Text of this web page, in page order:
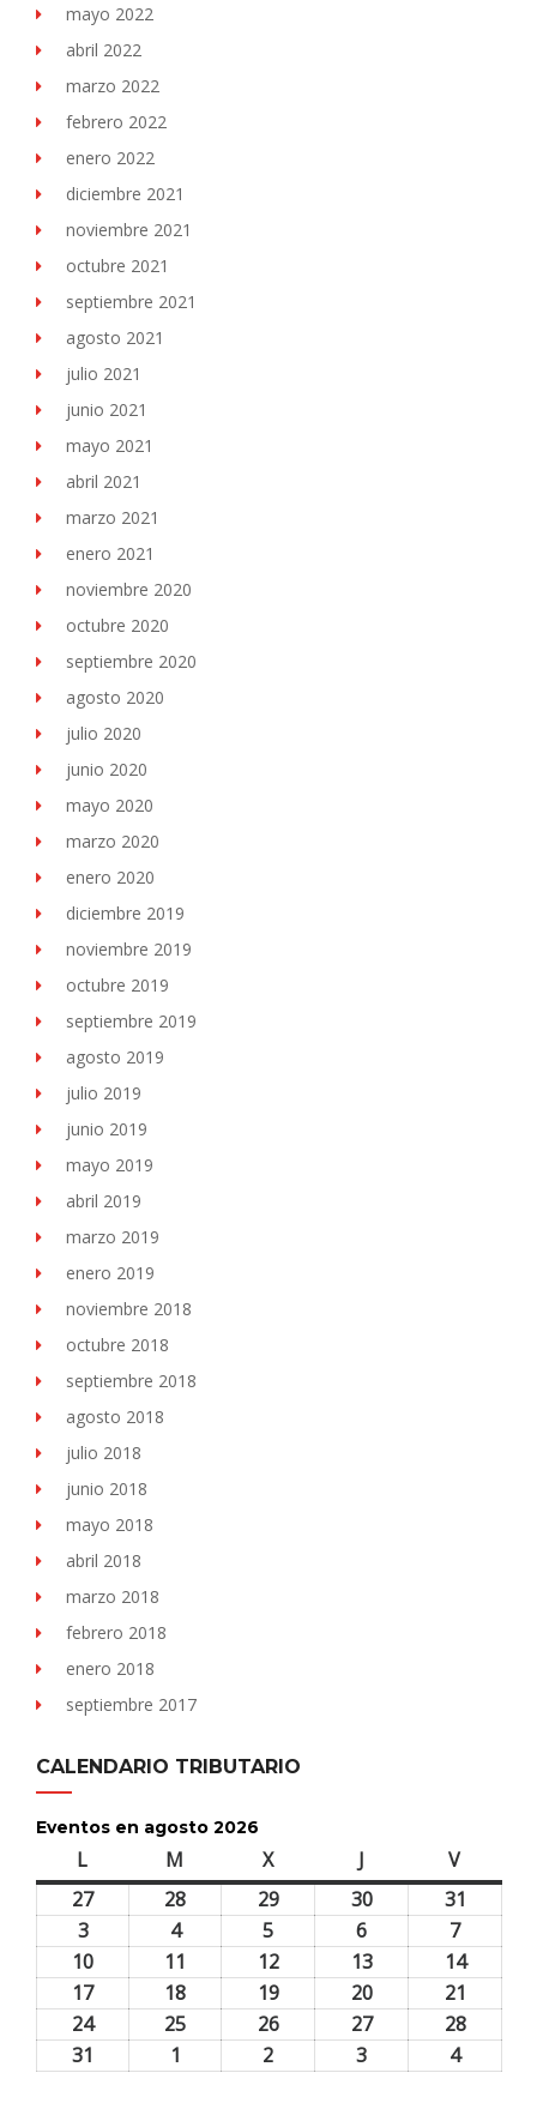
mayo 2022
abril 2022
marzo 2022
febrero 2022
enero 2022
diciembre 2021
noviembre 2021
octubre 2021
septiembre 2021
agosto 2021
julio 2021
junio 2021
mayo 2021
abril 2021
marzo 2021
enero 2021
noviembre 2020
octubre 2020
septiembre 2020
agosto 2020
julio 2020
junio 2020
mayo 2020
marzo 2020
enero 2020
diciembre 2019
noviembre 2019
octubre 2019
septiembre 2019
agosto 2019
julio 2019
junio 2019
mayo 2019
abril 2019
marzo 2019
enero 2019
noviembre 2018
octubre 2018
septiembre 2018
agosto 2018
julio 2018
junio 2018
mayo 2018
abril 2018
marzo 2018
febrero 2018
enero 2018
septiembre 2017
CALENDARIO TRIBUTARIO
Eventos en agosto 2026
L M Xmiércoles J Vviernes
2727
28 2929
2026
3030
2026
31
2026
33
agosto,
2026
44
agosto,
2026
5
agosto,
2026
6
agosto,
2026
77
agosto,
2026
10
agosto,
2026
11 1212
agosto,
2026
1313
agosto,
2026
1414
2026
1717
agosto,
18 1919
agosto,
2020
agosto,
21
agosto,
2424
25 2626
2727
2828
31 1 2 3 44